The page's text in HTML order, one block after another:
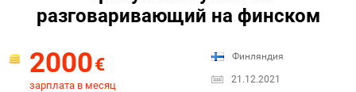
разговаривающий на финском
2000€
зарплата в месяц
Финляндия
21.12.2021